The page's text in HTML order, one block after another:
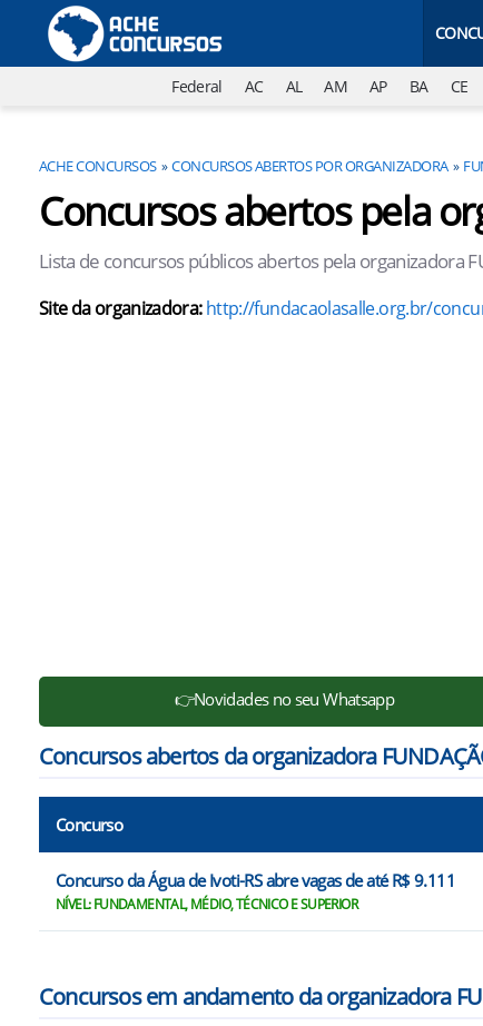
Federal AC AL AM AP BA CE
ACHE CONCURSOS CONCURSOS ABERTOS POR ORGANIZADORA
Concursos abertos pela
Lista de concursos públicos abertos pela organizadora
Site da organizadora:http://fundacaolasalle.org.br/
👉Novidades no seu Whatsapp
Concursos abertos da organizadora
Concurso
Concurso da Água de Ivoti-RS abre vagas de até R$ 9.111
NÍVEL: FUNDAMENTAL, MÉDIO, TÉCNICO E SUPERIOR
Concursos em andamento da organizadora